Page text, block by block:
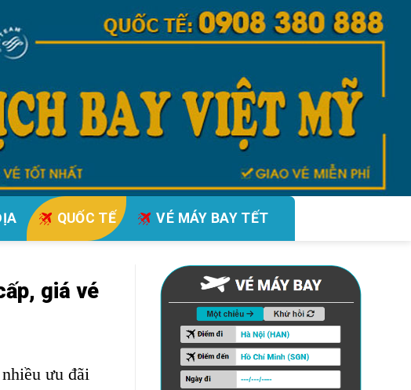
QUỐC TẾ VÉ MÁY BAY TẾT
giá vé
ưu đãi